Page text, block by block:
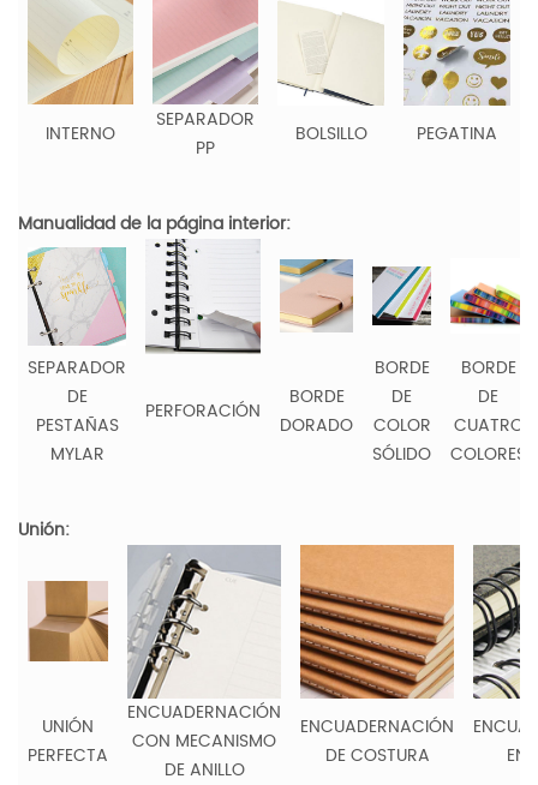
INTERNO
SEPARADOR
PP
BOLSILLO PEGATINA
Manualidad de la página interior:
SEPARADOR
DE
PESTAÑAS
MYLAR
PERFORACIÓN
BORDE
DORADO
BORDE
DE
COLOR
SÓLIDO
BORDE
DE
CUATRO
COLORES
Unión:
UNIÓN
PERFECTA
ENCUADERNACIÓN
CON MECANISMO
DE ANILLO
ENCUADERNACIÓN
DE COSTURA
EN